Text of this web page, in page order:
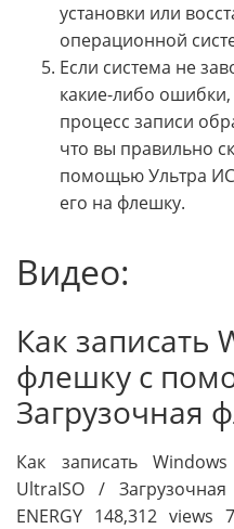
установки или
операционной
Если система не
какие-либо
процесс записи
что вы правильно
помощью Ультра
его на флешку.
Видео:
Как записать
флешку с
Загрузочная
Как записать
UltraISO /
ENERGY 148,312